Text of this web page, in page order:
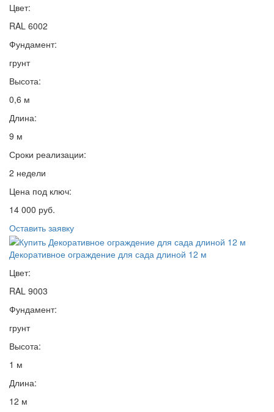
Цвет:
RAL 6002
Фундамент:
грунт
Высота:
0,6 м
Длина:
9 м
Сроки реализации:
2 недели
Цена под ключ:
14 000 руб.
Оставить заявку
Декоративное ограждение для сада длиной 12 м
Цвет:
RAL 9003
Фундамент:
грунт
Высота:
1 м
Длина:
12 м